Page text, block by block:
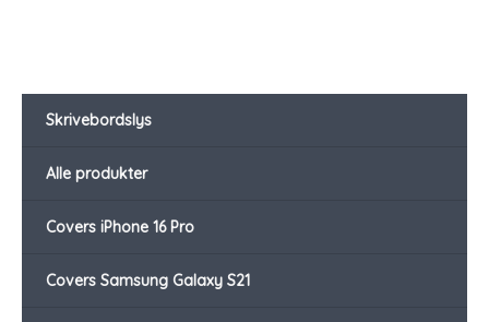
Skrivebordslys
Alle produkter
Covers iPhone 16 Pro
Covers Samsung Galaxy S21